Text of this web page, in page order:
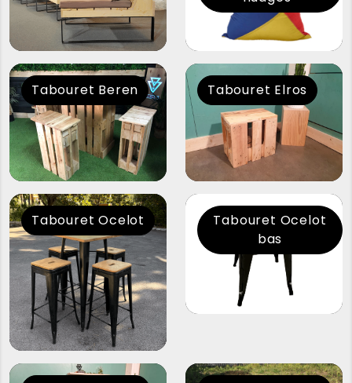
Tabouret Beren Tabouret Elros
Tabouret Ocelot
Tabouret Ocelot
bas